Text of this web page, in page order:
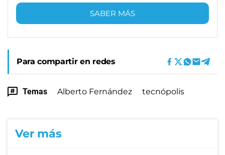
SABER MÁS
Para compartir en redes
Temas Alberto Fernández tecnópolis
Ver más